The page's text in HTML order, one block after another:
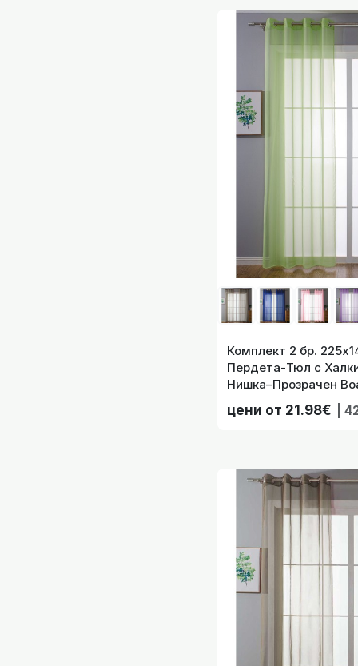
Комплект 2 бр.
Пердета-Тюл с
Нишка–Прозрачен
Корниз Цвят Зелена
код-203322-002
цени от 21.98€ |
Комплект 2
Комплект 2
Комплект 2
Комплект 2